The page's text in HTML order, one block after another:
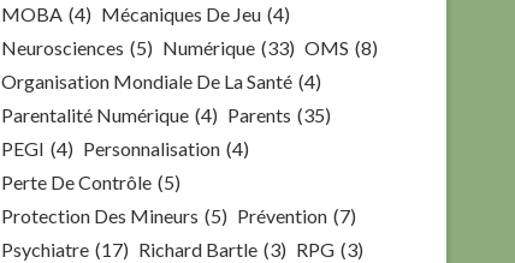
MOBA (4) Mécaniques De Jeu (4)
Neurosciences (5) Numérique (33) OMS (8)
Organisation Mondiale De La Santé (4)
Parentalité Numérique (4) Parents (35)
PEGI (4) Personnalisation (4)
Perte De Contrôle (5)
Protection Des Mineurs (5) Prévention (7)
Psychiatre (17) Richard Bartle (3) RPG (3)